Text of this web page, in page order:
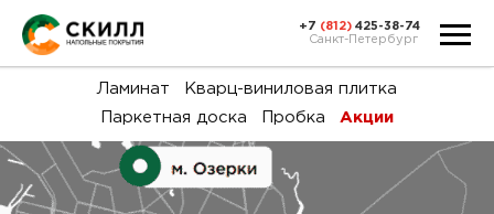
+7 (812) 425-38-74
Санкт-Петербург
Ламинат
Кварц-виниловая плитка
Паркетная доска
Пробка Акции